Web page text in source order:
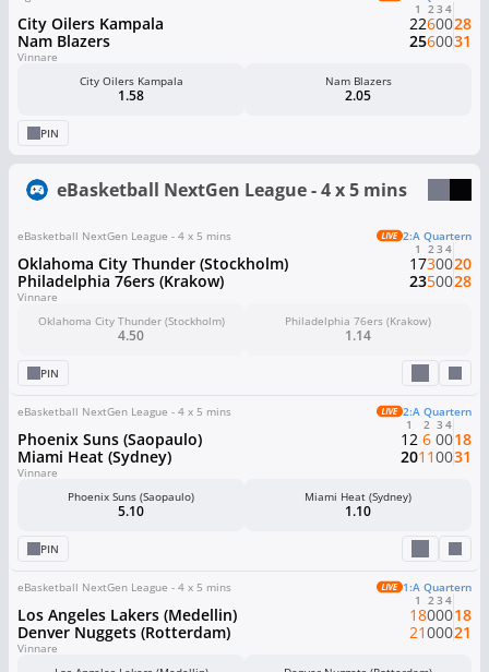
City Oilers Kampala
Nam Blazers
1
22
25
2
6
6
3
0
0
4
0
0
28
31
Vinnare
City Oilers Kampala
1.58
Nam Blazers
2.05
PIN
eBasketball NextGen League - 4 x 5 mins
eBasketball NextGen League - 4 x 5 mins 2:a Quartern
Oklahoma City Thunder (Stockholm)
Philadelphia 76ers (Krakow)
1
17
23
2
3
5
3
0
0
4
0
0
20
28
Vinnare
Oklahoma City Thunder (Stockholm)
4.50
Philadelphia 76ers (Krakow)
1.14
PIN
eBasketball NextGen League - 4 x 5 mins 2:a Quartern
Phoenix Suns (Saopaulo)
Miami Heat (Sydney)
1
12
20
2
6
11
3
0
0
4
0
0
18
31
Vinnare
Phoenix Suns (Saopaulo)
5.10
Miami Heat (Sydney)
1.10
PIN
eBasketball NextGen League - 4 x 5 mins 1:a Quartern
Los Angeles Lakers (Medellin)
Denver Nuggets (Rotterdam)
1
18
21
2
0
0
3
0
0
4
0
0
18
21
Vinnare